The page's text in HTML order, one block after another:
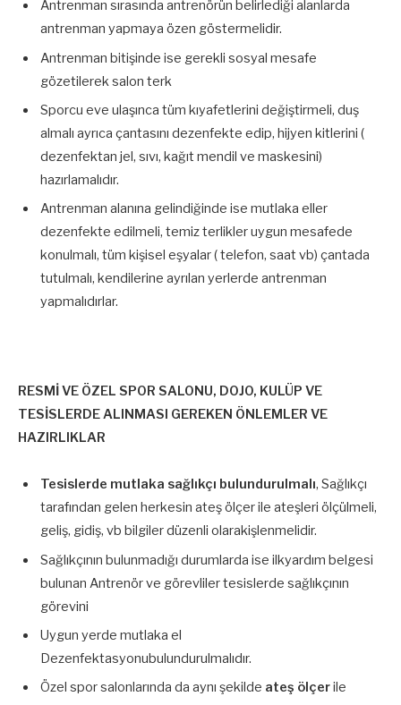
Antrenman sırasında antrenörün belirlediği alanlarda
antrenman yapmaya özen göstermelidir.
Antrenman bitişinde ise gerekli sosyal mesafe
gözetilerek salon terk
Sporcu eve ulaşınca tüm kıyafetlerini değiştirmeli, duş
almalı ayrıca çantasını dezenfekte edip, hijyen kitlerini (
dezenfektan jel, sıvı, kağıt mendil ve maskesini)
hazırlamalıdır.
Antrenman alanına gelindiğinde ise mutlaka eller
dezenfekte edilmeli, temiz terlikler uygun mesafede
konulmalı, tüm kişisel eşyalar ( telefon, saat vb) çantada
tutulmalı, kendilerine ayrılan yerlerde antrenman
yapmalıdırlar.
RESMİ VE ÖZEL SPOR SALONU, DOJO, KULÜP VE
TESİSLERDE ALINMASI GEREKEN ÖNLEMLER VE
HAZIRLIKLAR
Tesislerde mutlaka sağlıkçı bulundurulmalı, Sağlıkçı
tarafından gelen herkesin ateş ölçer ile ateşleri ölçülmeli,
geliş, gidiş, vb bilgiler düzenli olarakişlenmelidir.
Sağlıkçının bulunmadığı durumlarda ise ilkyardım belgesi
bulunan Antrenör ve görevliler tesislerde sağlıkçının
görevini
Uygun yerde mutlaka el
Dezenfektasyonubulundurulmalıdır.
Özel spor salonlarında da aynı şekilde ateş ölçerile